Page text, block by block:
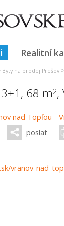
Realitní
Byty na prodej Prešov
68 m2,
poslat